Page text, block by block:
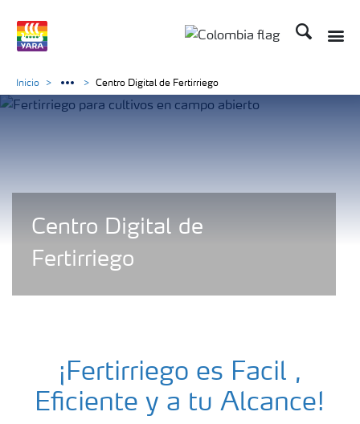
Buscar
Centro Digital de
Fertirriego
Portafolio de Agricultura Digital
Inicio Centro Digital de Fertirriego
¡Fertirriego es Facil ,
Eficiente y a tu Alcance!